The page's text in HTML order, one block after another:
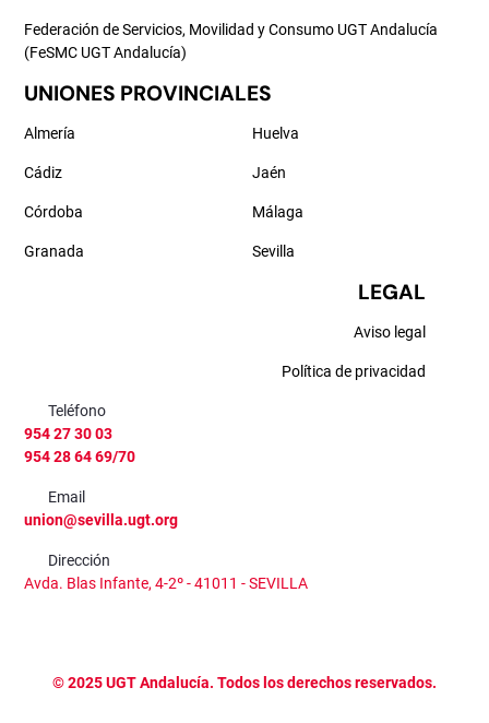
Federación de Servicios, Movilidad y Consumo UGT Andalucía
(FeSMC UGT Andalucía)
UNIONES PROVINCIALES
Almería
Cádiz
Córdoba
Granada
Huelva
Jaén
Málaga
Sevilla
LEGAL
Aviso legal
Política de privacidad
Teléfono
954 27 30 03
954 28 64 69/70
Email
union@sevilla.ugt.org
Dirección
Avda. Blas Infante, 4-2º - 41011 - SEVILLA
©2025UGT Andalucía. Todos los derechos reservados.